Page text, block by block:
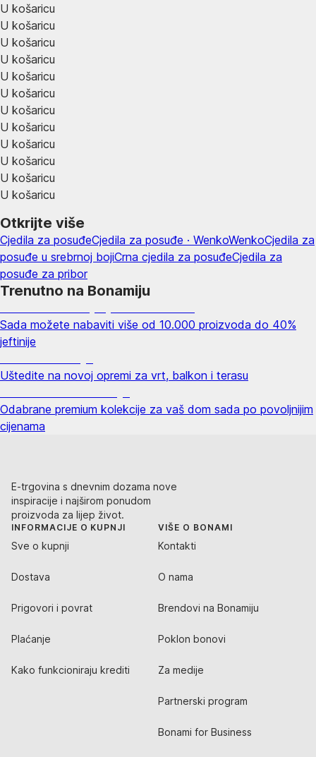
U košaricu
U košaricu
U košaricu
U košaricu
U košaricu
U košaricu
U košaricu
U košaricu
U košaricu
U košaricu
U košaricu
U košaricu
Otkrijte više
Cjedila za posuđeCjedila za posuđe · WenkoWenkoCjedila za
posuđe u srebrnoj bojiCrna cjedila za posuđeCjedila za
posuđe za pribor
Trenutno na Bonamiju
Sada možete nabaviti više od 10.000 proizvoda do 40%
jeftinije
Uštedite na novoj opremi za vrt, balkon i terasu
Odabrane premium kolekcije za vaš dom sada po povoljnijim
cijenama
E-trgovina s dnevnim dozama nove
inspiracije i najširom ponudom
proizvoda za lijep život.
INFORMACIJE O KUPNJI
Sve o kupnji
Dostava
Prigovori i povrat
Plaćanje
Kako funkcioniraju krediti
VIŠE O BONAMI
Kontakti
O nama
Brendovi na Bonamiju
Poklon bonovi
Za medije
Partnerski program
Bonami for Business